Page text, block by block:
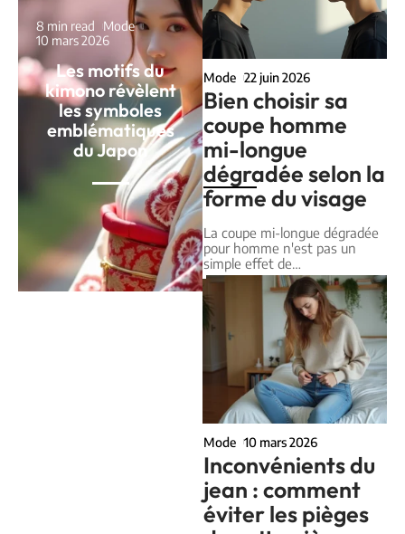
8 min read
Mode
10 mars 2026
Les motifs du
kimono révèlent
les symboles
emblématiques
du Japon
Mode 22 juin 2026
Bien choisir sa
coupe homme
mi-longue
dégradée selon la
forme du visage
La coupe mi-longue dégradée
pour homme n'est pas un
simple effet de…
Mode 10 mars 2026
Inconvénients du
jean : comment
éviter les pièges